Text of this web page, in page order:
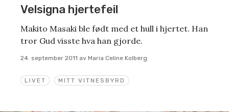
LIVET MITT VITNESBYRD
Velsigna hjertefeil
Makito Masaki ble født med et hull i hjertet. Han
tror Gud visste hva han gjorde.
24. september 2011 av Maria Celine Kolberg